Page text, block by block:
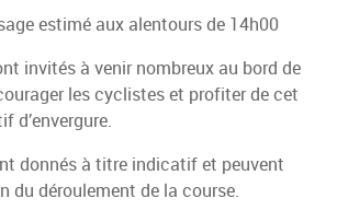
estimé aux alentours de 14h00
invités à venir nombreux au bord de
les cyclistes et profiter de cet
d’envergure.
donnés à titre indicatif et peuvent
du déroulement de la course.